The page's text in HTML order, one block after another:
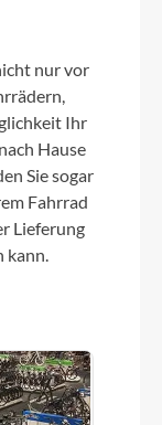
Speed
nur vor
Ihr
Hause
Sie sogar
Fahrrad
Lieferung
kann.